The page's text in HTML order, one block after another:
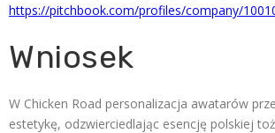
https://pitchbook.com/profiles/company/
Wniosek
W Chicken Road personalizacja awatarów
estetykę, odzwierciedlając esencję polskiej